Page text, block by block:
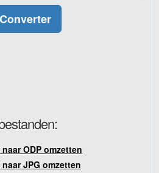
naar ODP omzetten
naar JPG omzetten